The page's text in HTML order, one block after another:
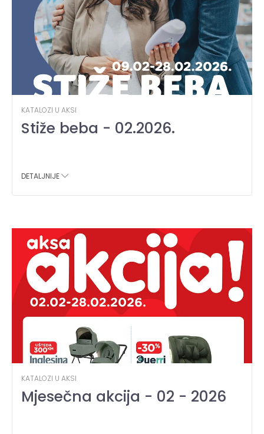
KATALOZI U AKSI
Stiže beba - 02.2026.
DETALJNIJE
KATALOZI U AKSI
Mjesečna akcija - 02 - 2026